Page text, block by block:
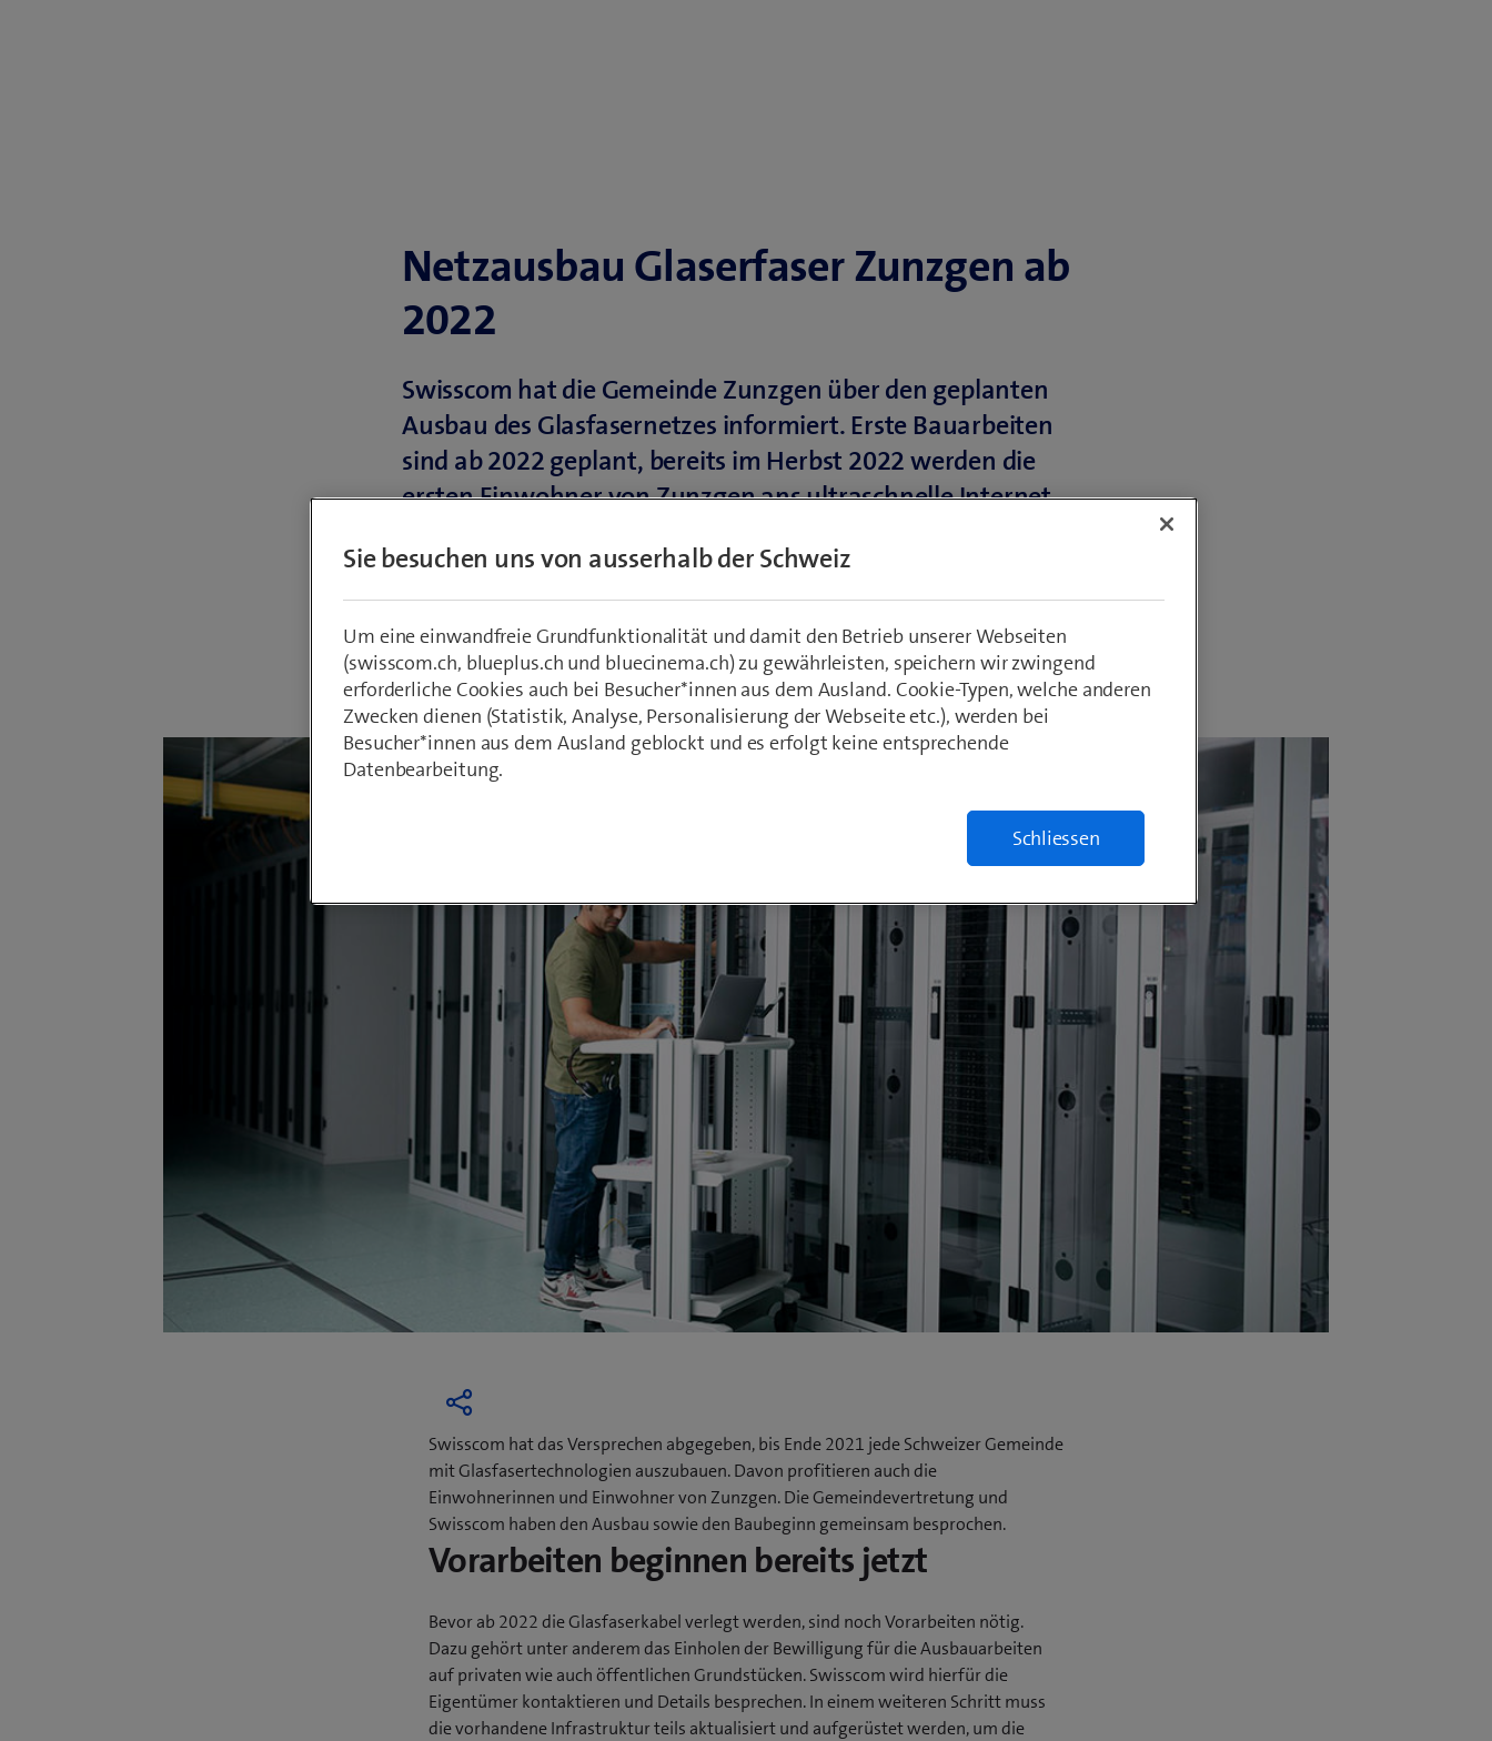
Netzausbau Glaserfaser Zunzgen ab
2022
Swisscom hat die Gemeinde Zunzgen über den geplanten
Ausbau des Glasfasernetzes informiert. Erste Bauarbeiten
sind ab 2022 geplant, bereits im Herbst 2022 werden die
ersten Einwohner von Zunzgen ans ultraschnelle Internet
Vorarbeiten nötig.
Von Armin Schädeli
31. Mai 2021
Swisscom hat das Versprechen abgegeben, bis Ende 2021 jede Schweizer Gemeinde
mit Glasfasertechnologien auszubauen. Davon profitieren auch die
Einwohnerinnen und Einwohner von Zunzgen. Die Gemeindevertretung und
Swisscom haben den Ausbau sowie den Baubeginn gemeinsam besprochen.
Vorarbeiten beginnen bereits jetzt
Bevor ab 2022 die Glasfaserkabel verlegt werden, sind noch Vorarbeiten nötig.
Dazu gehört unter anderem das Einholen der Bewilligung für die Ausbauarbeiten
auf privaten wie auch öffentlichen Grundstücken. Swisscom wird hierfür die
Eigentümer kontaktieren und Details besprechen. In einem weiteren Schritt muss
die vorhandene Infrastruktur teils aktualisiert und aufgerüstet werden, um die
Sie besuchen uns von ausserhalb der Schweiz
Um eine einwandfreie Grundfunktionalität und damit den Betrieb unserer Webseiten
(swisscom.ch, blueplus.ch und bluecinema.ch) zu gewährleisten, speichern wir zwingend
erforderliche Cookies auch bei Besucher*innen aus dem Ausland. Cookie-Typen, welche anderen
Zwecken dienen (Statistik, Analyse, Personalisierung der Webseite etc.), werden bei
Besucher*innen aus dem Ausland geblockt und es erfolgt keine entsprechende
Datenbearbeitung.
Schliessen